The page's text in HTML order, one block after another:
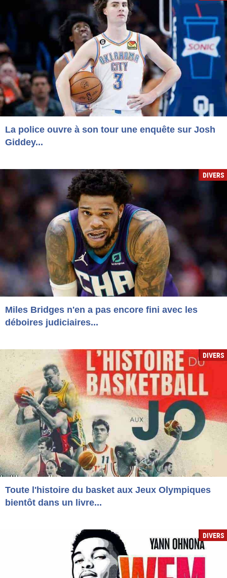
La police ouvre à son tour une enquête sur Josh
Giddey...
DIVERS
Miles Bridges n'en a pas encore fini avec les
déboires judiciaires...
DIVERS
Toute l'histoire du basket aux Jeux Olympiques
bientôt dans un livre...
DIVERS